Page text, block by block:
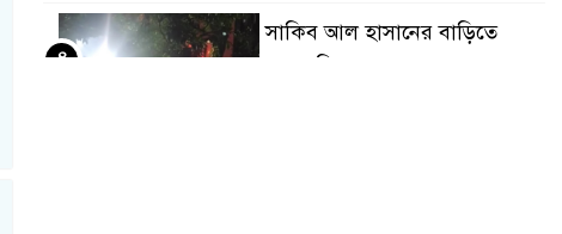
সাকিব আল হাসানের বাড়িতে
বোমা নিক্ষেপ
৪